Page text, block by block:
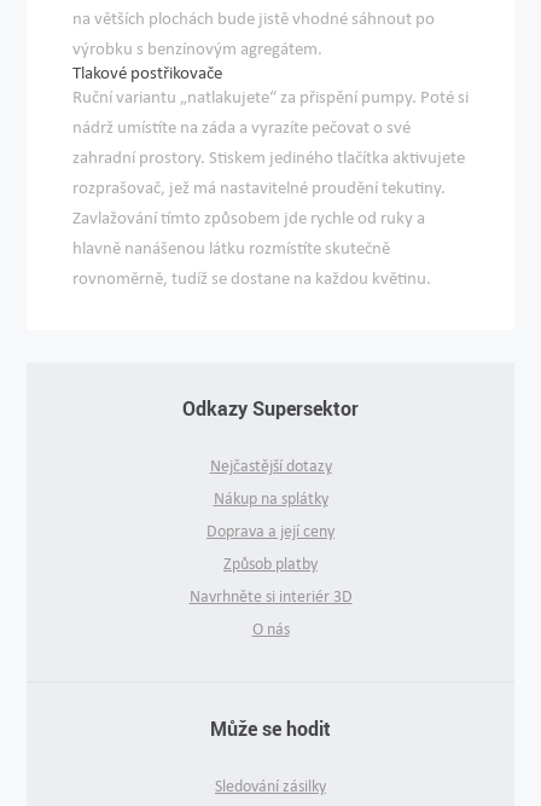
na větších plochách bude jistě vhodné sáhnout po
výrobku s benzínovým agregátem.
Tlakové postřikovače
Ruční variantu „natlakujete“ za přispění pumpy. Poté si
nádrž umístíte na záda a vyrazíte pečovat o své
zahradní prostory. Stiskem jediného tlačítka aktivujete
rozprašovač, jež má nastavitelné proudění tekutiny.
Zavlažovánítímto způsobem jde rychle od ruky a
hlavně nanášenou látku rozmístíte skutečně
rovnoměrně, tudíž se dostane na každou květinu.
Odkazy Supersektor
Nejčastější dotazy
Nákup na splátky
Doprava a její ceny
Způsob platby
Navrhněte si interiér 3D
O nás
Může se hodit
Sledování zásilky